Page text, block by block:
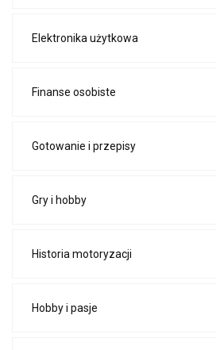
Elektronika użytkowa
Finanse osobiste
Gotowanie i przepisy
Gry i hobby
Historia motoryzacji
Hobby i pasje